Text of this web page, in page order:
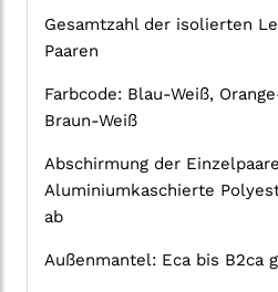
Gesamtzahl der isolierten
Paaren
Farbcode: Blau-Weiß,
Braun-Weiß
Abschirmung der
Aluminiumkaschierte
ab
Außenmantel: Eca bis B2ca